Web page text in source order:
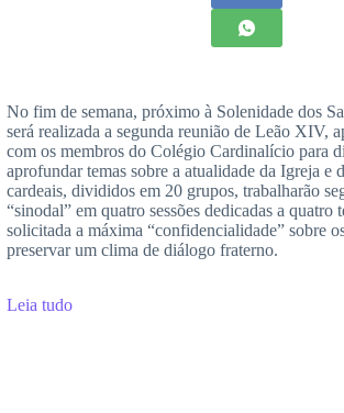
No fim de semana, próximo à Solenidade dos
será realizada a segunda reunião de Leão XIV,
com os membros do Colégio Cardinalício para
aprofundar temas sobre a atualidade da Igreja e
cardeais, divididos em 20 grupos, trabalharão
“sinodal” em quatro sessões dedicadas a quatro
solicitada a máxima “confidencialidade” sobre
preservar um clima de diálogo fraterno.
Leia tudo